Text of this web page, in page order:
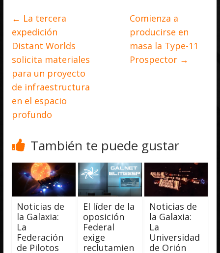
← La tercera
expedición
Distant Worlds
solicita materiales
para un proyecto
de infraestructura
en el espacio
profundo
Comienza a
producirse en
masa la Type-11
Prospector →
También te puede gustar
Noticias de
la Galaxia:
La
Federación
de Pilotos
El líder de la
oposición
Federal
exige
reclutamien
Noticias de
la Galaxia:
La
Universidad
de Orión